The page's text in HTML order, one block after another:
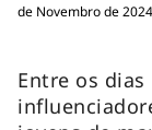
de Novembro de
Entre os